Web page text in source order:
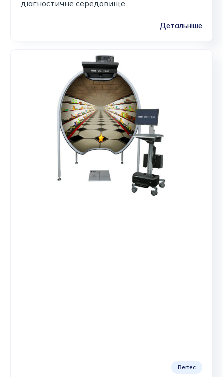
діагностичне середовище
Детальніше
Bertec